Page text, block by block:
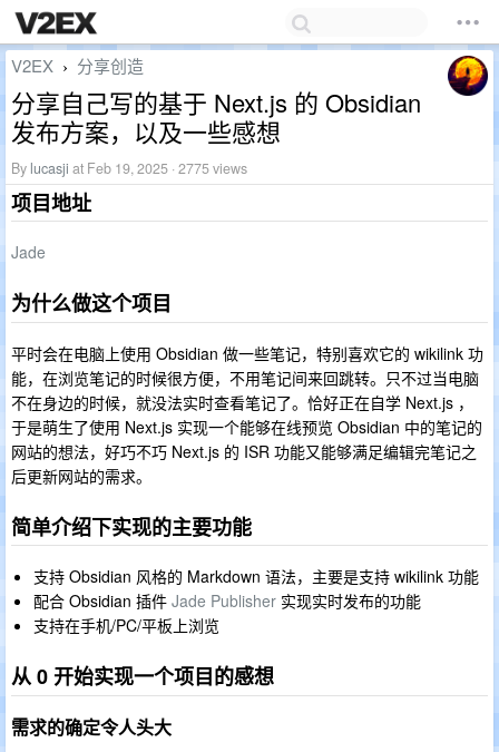
V2EX › 分享创造
分享自己写的基于 Next.js 的 Obsidian
发布方案，以及一些感想
By lucasji at Feb 19, 2025 · 2775 views
项目地址
Jade
为什么做这个项目
平时会在电脑上使用 Obsidian 做一些笔记，特别喜欢它的 wikilink 功
能，在浏览笔记的时候很方便，不用笔记间来回跳转。只不过当电脑
不在身边的时候，就没法实时查看笔记了。恰好正在自学 Next.js ，
于是萌生了使用 Next.js 实现一个能够在线预览 Obsidian 中的笔记的
网站的想法，好巧不巧 Next.js 的 ISR 功能又能够满足编辑完笔记之
后更新网站的需求。
简单介绍下实现的主要功能
支持 Obsidian 风格的 Markdown 语法，主要是支持 wikilink 功能
配合 Obsidian 插件 Jade Publisher 实现实时发布的功能
支持在手机/PC/平板上浏览
从 0 开始实现一个项目的感想
需求的确定令人头大